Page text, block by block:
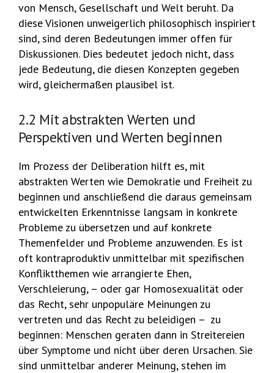
von Mensch, Gesellschaft und Welt beruht. Da
diese Visionen unweigerlich philosophisch inspiriert
sind, sind deren Bedeutungen immer offen für
Diskussionen. Dies bedeutet jedoch nicht, dass
jede Bedeutung, die diesen Konzepten gegeben
wird, gleichermaßen plausibel ist.
2.2 Mit abstrakten Werten und
Perspektiven und Werten beginnen
Im Prozess der Deliberation hilft es, mit
abstrakten Werten wie Demokratie und Freiheit zu
beginnen und anschließend die daraus gemeinsam
entwickelten Erkenntnisse langsam in konkrete
Probleme zu übersetzen und auf konkrete
Themenfelder und Probleme anzuwenden. Es ist
oft kontraproduktiv unmittelbar mit spezifischen
Konfliktthemen wie arrangierte Ehen,
Verschleierung, – oder gar Homosexualität oder
das Recht, sehr unpopuläre Meinungen zu
vertreten und das Recht zu beleidigen – zu
beginnen: Menschen geraten dann in Streitereien
über Symptome und nicht über deren Ursachen. Sie
sind unmittelbar anderer Meinung, stehen im